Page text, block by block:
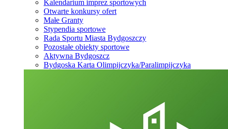
Kalendarium imprez sportowych
Otwarte konkursy ofert
Małe Granty
Stypendia sportowe
Rada Sportu Miasta Bydgoszczy
Pozostałe obiekty sportowe
Aktywna Bydgoszcz
Bydgoska Karta Olimpijczyka/Paralimpijczyka